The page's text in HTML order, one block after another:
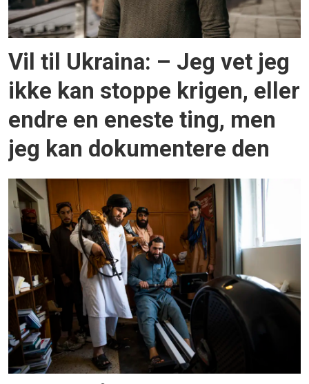
Vil til Ukraina: – Jeg vet jeg
ikke kan stoppe krigen, eller
endre en eneste ting, men
jeg kan dokumentere den